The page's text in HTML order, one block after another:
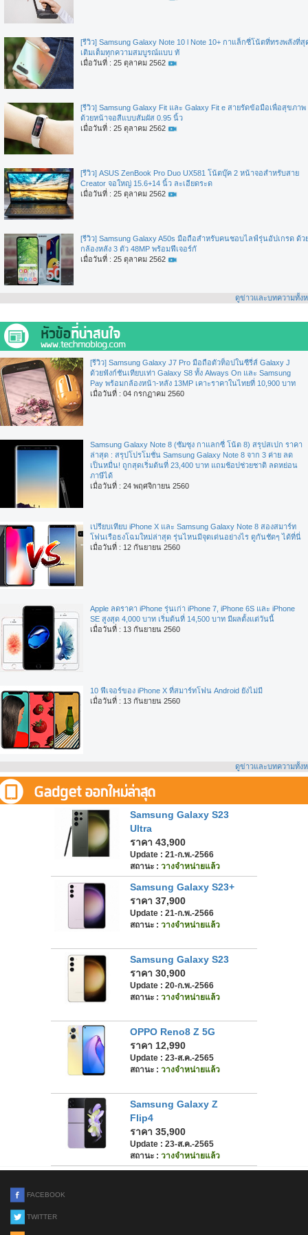
[รีวิว] Samsung Galaxy Note 10 l Note 10+ กาแล็กซี่โน้ตที่ทรงพลังที่สุ
เติมเต็มทุกความสมบูรณ์แบบ ทั
เมื่อวันที่ : 25 ตุลาคม 2562
[รีวิว] Samsung Galaxy Fit และ Galaxy Fit e สายรัดข้อมือเพื่อสุขภาพ
ด้วยหน้าจอสีแบบสัมผัส 0.95 นิ้ว
เมื่อวันที่ : 25 ตุลาคม 2562
[รีวิว] ASUS ZenBook Pro Duo UX581 โน้ตบุ๊ค 2 หน้าจอสำหรับสาย
Creator จอใหญ่ 15.6+14 นิ้ว ละเอียดระด
เมื่อวันที่ : 25 ตุลาคม 2562
[รีวิว] Samsung Galaxy A50s มือถือสำหรับคนชอบไลฟ์รุ่นอัปเกรด ด้ว
กล้องหลัง 3 ตัว 48MP พร้อมฟีเจอร์กั
เมื่อวันที่ : 25 ตุลาคม 2562
ดูข่าวและบทความทั้ง
[รีวิว] Samsung Galaxy J7 Pro มือถือตัวท็อปในซีรี่ส์ Galaxy J
ด้วยฟังก์ชันเทียบเท่า Galaxy S8 ทั้ง Always On และ Samsung
Pay พร้อมกล้องหน้า-หลัง 13MP เคาะราคาในไทยที่ 10,900 บาท
เมื่อวันที่ : 04 กรกฏาคม 2560
Samsung Galaxy Note 8 (ซัมซุง กาแลกซี่ โน้ต 8) สรุปสเปก ราคา
ล่าสุด : สรุปโปรโมชั่น Samsung Galaxy Note 8 จาก 3 ค่าย ลด
เป็นหมื่น! ถูกสุดเริ่มต้นที่ 23,400 บาท แถมช้อปช่วยชาติ ลดหย่อน
ภาษีได้
เมื่อวันที่ : 24 พฤศจิกายน 2560
เปรียบเทียบ iPhone X และ Samsung Galaxy Note 8 สองสมาร์ท
โฟนเรือธงโฉมใหม่ล่าสุด รุ่นไหนมีจุดเด่นอย่างไร ดูกันชัดๆ ได้ที่นี่
เมื่อวันที่ : 12 กันยายน 2560
Apple ลดราคา iPhone รุ่นเก่า iPhone 7, iPhone 6S และ iPhone
SE สูงสุด 4,000 บาท เริ่มต้นที่ 14,500 บาท มีผลตั้งแต่วันนี้
เมื่อวันที่ : 13 กันยายน 2560
10 ฟีเจอร์ของ iPhone X ที่สมาร์ทโฟน Android ยังไม่มี
เมื่อวันที่ : 13 กันยายน 2560
ดูข่าวและบทความทั้ง
Samsung Galaxy S23
Ultra
ราคา 43,900
Update : 21-ก.พ.-2566
สถานะ : วางจำหน่ายแล้ว
Samsung Galaxy S23+
ราคา 37,900
Update : 21-ก.พ.-2566
สถานะ : วางจำหน่ายแล้ว
Samsung Galaxy S23
ราคา 30,900
Update : 20-ก.พ.-2566
สถานะ : วางจำหน่ายแล้ว
OPPO Reno8 Z 5G
ราคา 12,990
Update : 23-ส.ค.-2565
สถานะ : วางจำหน่ายแล้ว
Samsung Galaxy Z
Flip4
ราคา 35,900
Update : 23-ส.ค.-2565
สถานะ : วางจำหน่ายแล้ว
FACEBOOK
TWITTER